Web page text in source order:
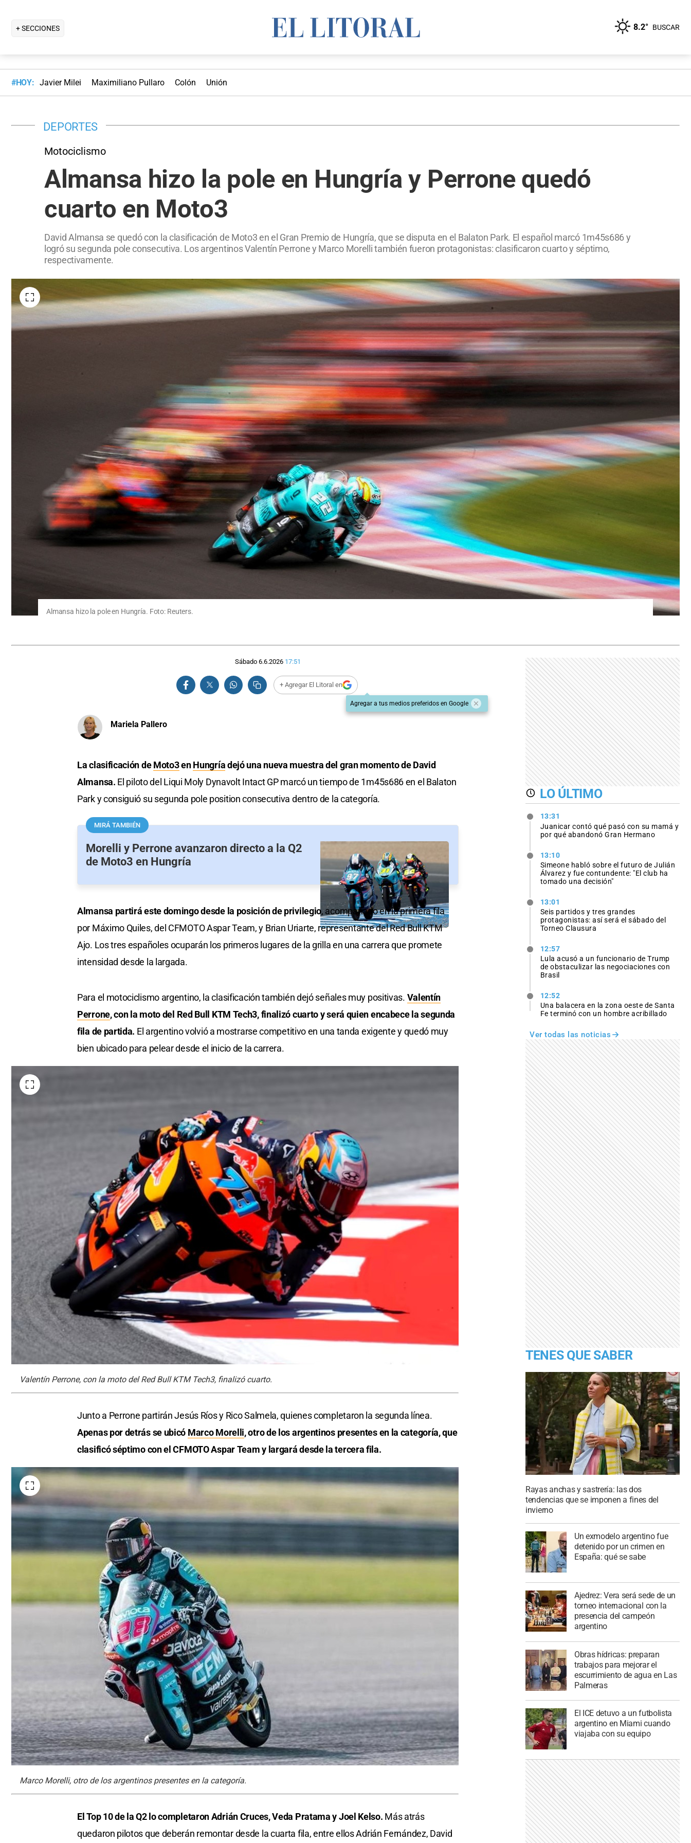
+ SECCIONES 8.2° BUSCAR
#HOY: Javier Milei Maximiliano Pullaro Colón Unión
DEPORTES
Motociclismo
Almansa hizo la pole en Hungría y Perrone quedó
cuarto en Moto3
David Almansa se quedó con la clasificación de Moto3 en el Gran Premio de Hungría, que se disputa en el Balaton Park. El español marcó 1m45s686 y
logró su segunda pole consecutiva. Los argentinos Valentín Perrone y Marco Morelli también fueron protagonistas: clasificaron cuarto y séptimo,
respectivamente.
Almansa hizo la pole en Hungría. Foto: Reuters.
Sábado 6.6.2026 17:51
+ Agregar El Litoral en
Agregar a tus medios preferidos en Google
Mariela Pallero
La clasificación deMoto3enHungríadejó una nueva muestra del gran momento de David
Almansa. El piloto del Liqui Moly Dynavolt Intact GP marcó un tiempo de 1m45s686 en el Balaton
Park y consiguió su segunda pole position consecutiva dentro de la categoría.
MIRÁ TAMBIÉN
Morelli y Perrone avanzaron directo a la Q2
de Moto3 en Hungría
Almansa partirá este domingo desde la posición de privilegio, acompañado en la primera fila
por Máximo Quiles, del CFMOTO Aspar Team, y Brian Uriarte, representante del Red Bull KTM
Ajo. Los tres españoles ocuparán los primeros lugares de la grilla en una carrera que promete
intensidad desde la largada.
Para el motociclismo argentino, la clasificación también dejó señales muy positivas. Valentín
Perrone, con la moto del Red Bull KTM Tech3, finalizó cuarto y será quien encabece la segunda
fila de partida. El argentino volvió a mostrarse competitivo en una tanda exigente y quedó muy
bien ubicado para pelear desde el inicio de la carrera.
Valentín Perrone, con la moto del Red Bull KTM Tech3, finalizó cuarto.
Junto a Perrone partirán Jesús Ríos y Rico Salmela, quienes completaron la segunda línea.
Apenas por detrás se ubicó Marco Morelli, otro de los argentinos presentes en la categoría, que
clasificó séptimo con el CFMOTO Aspar Team y largará desde la tercera fila.
Marco Morelli, otro de los argentinos presentes en la categoría.
El Top 10 de la Q2 lo completaron Adrián Cruces, Veda Pratama y Joel Kelso. Más atrás
quedaron pilotos que deberán remontar desde la cuarta fila, entre ellos Adrián Fernández, David
LO ÚLTIMO
13:31
Juanicar contó qué pasó con su mamá y
por qué abandonó Gran Hermano
13:10
Simeone habló sobre el futuro de Julián
Álvarez y fue contundente: "El club ha
tomado una decisión"
13:01
Seis partidos y tres grandes
protagonistas: así será el sábado del
Torneo Clausura
12:57
Lula acusó a un funcionario de Trump
de obstaculizar las negociaciones con
Brasil
12:52
Una balacera en la zona oeste de Santa
Fe terminó con un hombre acribillado
Ver todas las noticias
TENES QUE SABER
Rayas anchas y sastrería: las dos
tendencias que se imponen a fines del
invierno
Un exmodelo argentino fue
detenido por un crimen en
España: qué se sabe
Ajedrez: Vera será sede de un
torneo internacional con la
presencia del campeón
argentino
Obras hídricas: preparan
trabajos para mejorar el
escurrimiento de agua en Las
Palmeras
El ICE detuvo a un futbolista
argentino en Miami cuando
viajaba con su equipo